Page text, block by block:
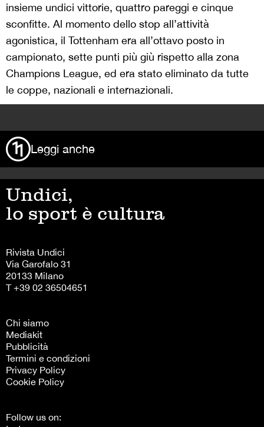
insieme undici vittorie, quattro pareggi e cinque
sconfitte. Al momento dello stop all’attività
agonistica, il Tottenham era all’ottavo posto in
campionato, sette punti più giù rispetto alla zona
Champions League, ed era stato eliminato da tutte
le coppe, nazionali e internazionali.
Leggi anche
Undici,
lo sport è cultura
Rivista Undici
Via Garofalo 31
20133 Milano
T +39 02 36504651
Chi siamo
Mediakit
Pubblicità
Termini e condizioni
Privacy Policy
Cookie Policy
Follow us on: